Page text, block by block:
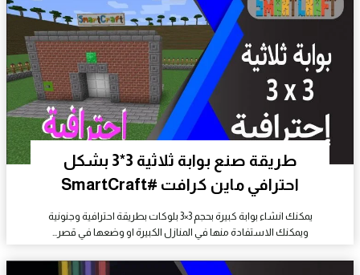
طريقة صنع بوابة ثلاثية 3*3 بشكل
احترافي ماين كرافت #SmartCraft
يمكنك انشاء بوابة كبيرة بحجم 3×3 بلوكات بطريقة احترافية وجنونية
ويمكنك الاستفادة منها في المنازل الكبيرة او وضعها في قصر…